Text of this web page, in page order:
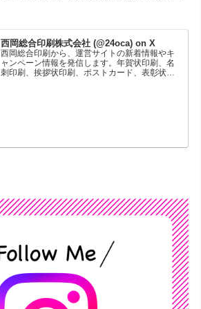
西岡総合印刷株式会社 (@24oca) on X
西岡総合印刷から、運営サイトの新着情報やキ
ャンペーン情報を発信します。年賀状印刷、名
刺印刷、挨拶状印刷、ポストカード、表彰状印